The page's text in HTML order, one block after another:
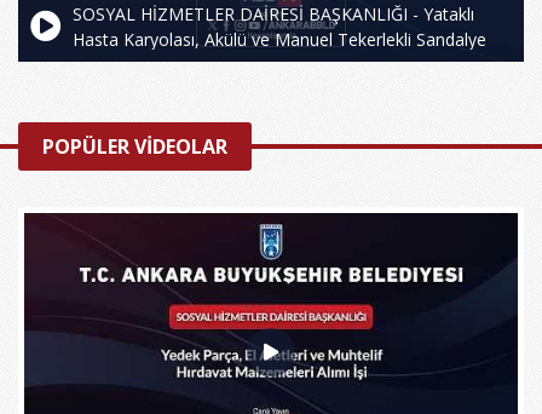
SOSYAL HİZMETLER DAİRESİ BAŞKANLIĞI - Yataklı
Hasta Karyolası, Akülü ve Manuel Tekerlekli Sandalye
POPÜLER VİDEOLAR